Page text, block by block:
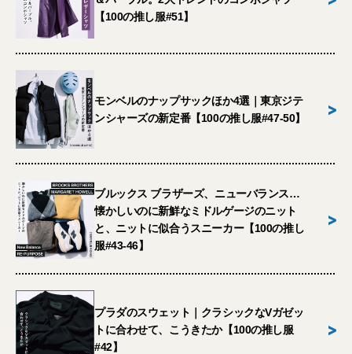
【100の推し服#51】
モンベルのナップサックほか4選｜東京ジテ
ンシャーズの新定番【100の推し服#47-50】
>
ブルックス ブラザーズ、ニューバランス…
懐かしいのに新鮮なミドルゲージのニット
と、ニットに似合うスニーカー【100の推し
服#43-46】
>
プラダのスウェット｜クラシックなVガゼッ
トに合わせて、こうきたか【100の推し服
#42】
>